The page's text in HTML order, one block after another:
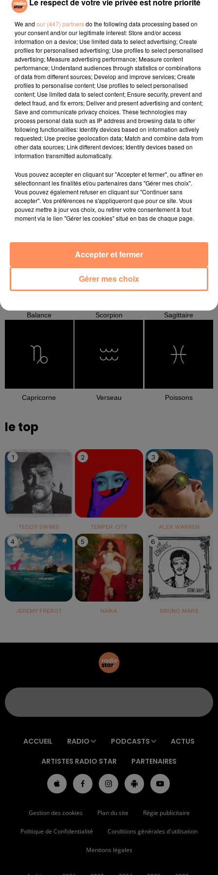
DAVID GUETTA, TEDDY
SWIMS, TONES
CHRISTOPHE WILLEM BRUNO MARS
l'horoscope
Bélier Taureau Gémeaux
Balance Scorpion Sagittaire
Capricorne Verseau Poissons
le top
1
TEDDY SWIMS
2
TEMPER CITY
3
ALEX WARREN
4
JÉRÉMY FREROT
5
NAÏKA
6
BRUNO MARS
ACCUEIL RADIO PODCASTS ACTUS
ARTISTES RADIO STAR PARTENAIRES
Gestion des cookies Plan du site Régie publicitaire
Politique de Confidentialité Conditions générales d'utilisation
Mentions légales
We and our (447) partnersdo the following data processing based on
your consent and/or our legitimate interest: Store and/or access
information on a device; Use limited data to select advertising; Create
profiles for personalised advertising; Use profiles to select personalised
advertising; Measure advertising performance; Measure content
performance; Understand audiences through statistics or combinations
of data from different sources; Develop and improve services; Create
profiles to personalise content; Use profiles to select personalised
content; Use limited data to select content; Ensure security, prevent and
detect fraud, and fix errors; Deliver and present advertising and content;
Save and communicate privacy choices. These technologies may
process personal data such as IP address and browsing data to offer
following functionalities: Identify devices based on information actively
requested; Use precise geolocation data; Match and combine data from
other data sources; Link different devices; Identify devices based on
information transmitted automatically.
Vous pouvez accepter en cliquant sur "Accepter et fermer", ou affiner en
sélectionnant les finalités et/ou partenaires dans "Gérer mes choix".
Vous pouvez également refuser en cliquant sur "Continuer sans
accepter". Vos préférences ne s'appliqueront que pour ce site. Vous
pouvez mettre à jour vos choix, ou retirer votre consentement à tout
moment via le lien "Gérer les cookies" situé en bas de chaque page.
Gérer mes choix
Accepter et fermer